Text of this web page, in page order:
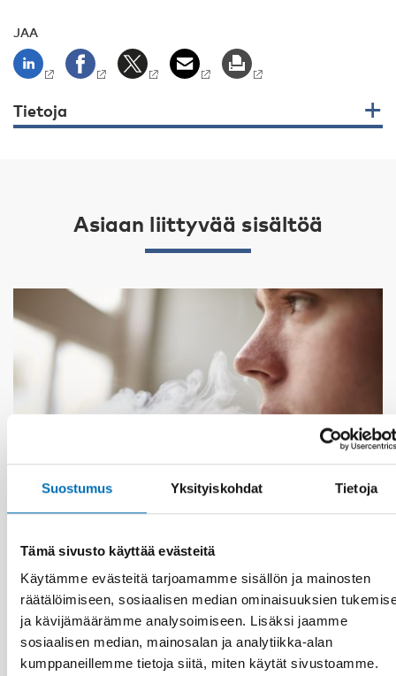
Suostumus Yksityiskohdat Tietoja
Tämä sivusto käyttää evästeitä
Käytämme evästeitä tarjoamamme sisällön ja mainosten
räätälöimiseen, sosiaalisen median ominaisuuksien
ja kävijämäärämme analysoimiseen. Lisäksi jaamme
sosiaalisen median, mainosalan ja analytiikka-alan
kumppaneillemme tietoja siitä, miten käytät sivustoamme.
JAA
Tietoja
Asiaan liittyvää sisältöä
KANSANTERVEYS
28 tammi 2019
Makuaineet pääsyynä sähkösavukkeiden
käytön aloittamiseen nuorten keskuudessa